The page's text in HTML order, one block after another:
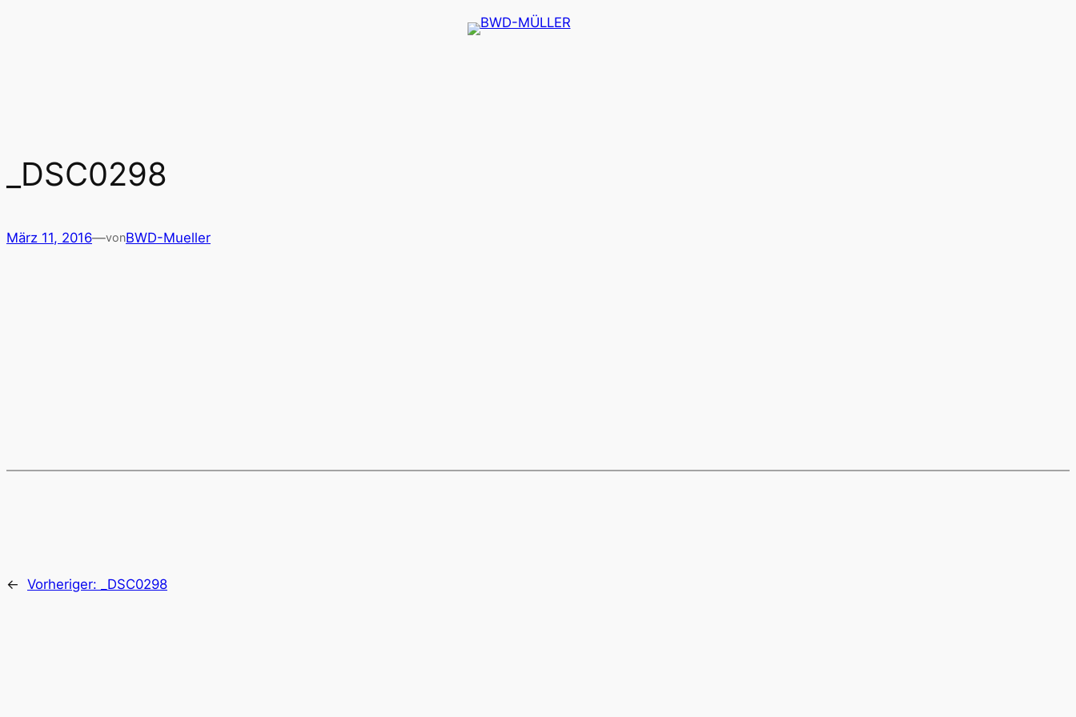
_DSC0298
März 11, 2016—vonBWD-Mueller
← Vorheriger: _DSC0298